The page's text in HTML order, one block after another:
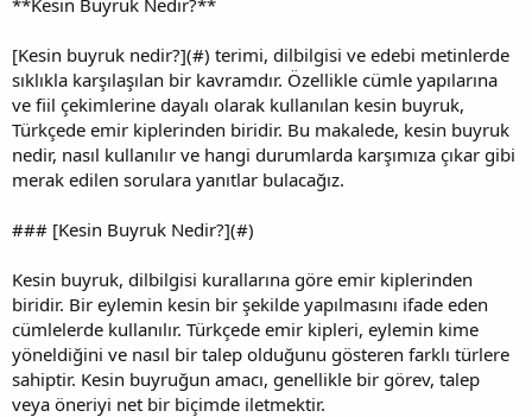
l
t
a
n
t
r
i
h
[Kesin buyruk nedir?](#) terimi, dilbilgisi ve edebi metinlerde
sıklıkla karşılaşılan bir kavramdır. Özellikle cümle yapılarına
ve fiil çekimlerine dayalı olarak kullanılan kesin buyruk,
Türkçede emir kiplerinden biridir. Bu makalede, kesin buyruk
nedir, nasıl kullanılır ve hangi durumlarda karşımıza çıkar gibi
merak edilen sorulara yanıtlar bulacağız.
### [Kesin Buyruk Nedir?](#)
Kesin buyruk, dilbilgisi kurallarına göre emir kiplerinden
biridir. Bir eylemin kesin bir şekilde yapılmasını ifade eden
cümlelerde kullanılır. Türkçede emir kipleri, eylemin kime
yöneldiğini ve nasıl bir talep olduğunu gösteren farklı türlere
sahiptir. Kesin buyruğun amacı, genellikle bir görev, talep
veya öneriyi net bir biçimde iletmektir.